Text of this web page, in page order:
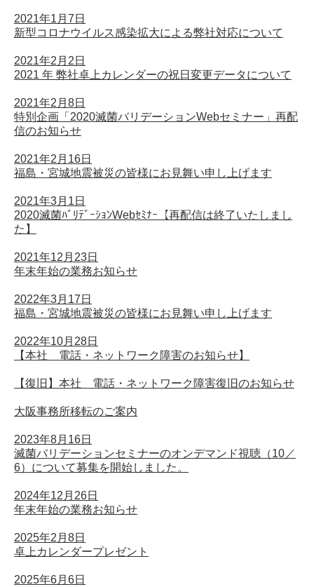
2021年1月7日
新型コロナウイルス感染拡大による弊社対応について
2021年2月2日
2021 年 弊社卓上カレンダーの祝日変更データについて
2021年2月8日
特別企画「2020滅菌バリデーションWebセミナー」再配
信のお知らせ
2021年2月16日
福島・宮城地震被災の皆様にお見舞い申し上げます
2021年3月1日
2020滅菌ﾊﾞﾘﾃﾞｰｼｮﾝWebｾﾐﾅｰ【再配信は終了いたしまし
た】
2021年12月23日
年末年始の業務お知らせ
2022年3月17日
福島・宮城地震被災の皆様にお見舞い申し上げます
2022年10月28日
【本社 電話・ネットワーク障害のお知らせ】
【復旧】本社 電話・ネットワーク障害復旧のお知らせ
大阪事務所移転のご案内
2023年8月16日
滅菌バリデーションセミナーのオンデマンド視聴（10／
6）について募集を開始しました。
2024年12月26日
年末年始の業務お知らせ
2025年2月8日
卓上カレンダープレゼント
2025年6月6日